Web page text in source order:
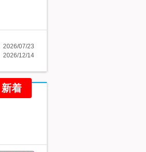
2026/07/23
2026/12/14
新着